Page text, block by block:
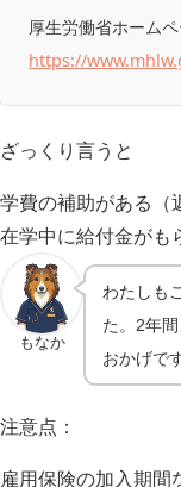
厚生労働省ホーム
https://
ざっくり言うと
学費の補助がある（
在学中に給付金がも
もなか
わたしも
た。2年
おかげで
注意点：
雇用保険の加入期間